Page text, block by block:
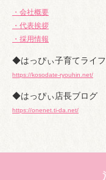
・会社概要
・代表挨拶
・採用情報
◆はっぴぃ子育てライフ
https://kosodate-ryouhin.net/
◆はっぴぃ店長ブログ
https://onenet.ti-da.net/